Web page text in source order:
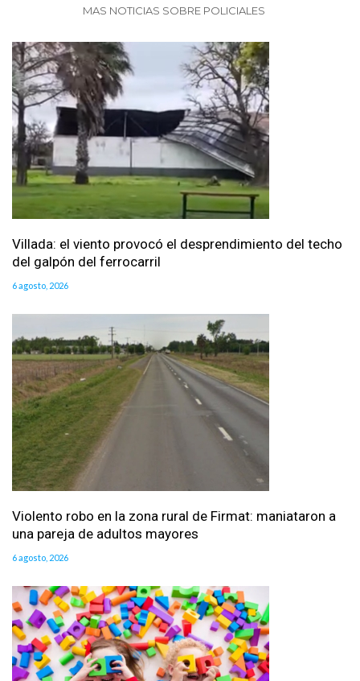
MAS NOTICIAS SOBRE POLICIALES
Villada: el viento provocó el desprendimiento del techo
del galpón del ferrocarril
6 agosto, 2026
Violento robo en la zona rural de Firmat: maniataron a
una pareja de adultos mayores
6 agosto, 2026